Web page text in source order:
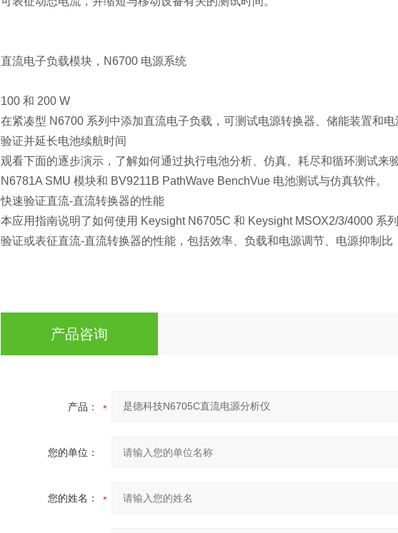
直流电子负载模块，N6700 电源系统
100 和 200 W
在紧凑型 N6700 系列中添加直流电子负载，可测试电源转换器、储能装置和电
验证并延长电池续航时间
观看下面的逐步演示，了解如何通过执行电池分析、仿真、耗尽和循环测试
N6781A SMU 模块和 BV9211B PathWave BenchVue 电池测试与仿真软件。
快速验证直流-直流转换器的性能
本应用指南说明了如何使用 Keysight N6705C 和 Keysight MSOX2/3/4000 系
验证或表征直流-直流转换器的性能，包括效率、负载和电源调节、电源抑制
产品咨询
产品：
您的单位：
您的姓名：